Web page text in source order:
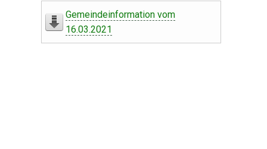
Leben in Oberdorf
Gemeindeinformation vom
16.03.2021